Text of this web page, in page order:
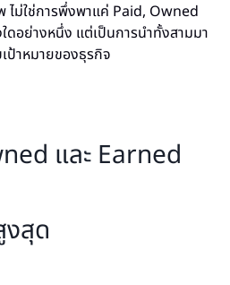
ไม่ใช่การพึ่งพาแค่ Paid, Owned
อย่างหนึ่ง แต่เป็นการนำทั้งสามมา
ป้าหมายของธุรกิจ
และ Earned
งสุด